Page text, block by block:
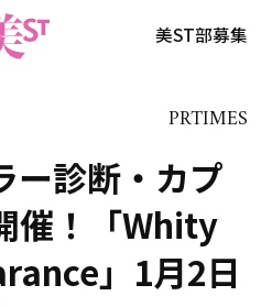
美ST部募集
PRTIMES
ー診断・カプ
催！「Whity
」1月2日